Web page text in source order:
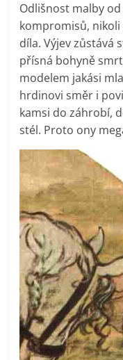
Odlišnost malby
kompromisů,
díla. Výjev zůstává
přísná bohyně
modelem jakási
hrdinovi směr i
kamsi do záhrobí,
stél. Proto ony